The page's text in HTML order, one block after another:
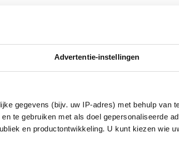
Advertentie-instellingen
gegevens (bijv. uw IP-adres) met behulp van
te gebruiken met als doel gepersonaliseerde
en productontwikkeling. U kunt kiezen wie
Seine bij de Grande-Jatte